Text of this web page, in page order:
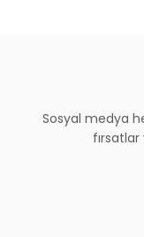
Sosyal medya